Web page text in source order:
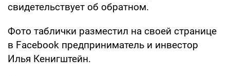
свидетельствует об обратном.
Фото таблички разместил на своей странице
в Facebook предприниматель и инвестор
Илья Кенигштейн.